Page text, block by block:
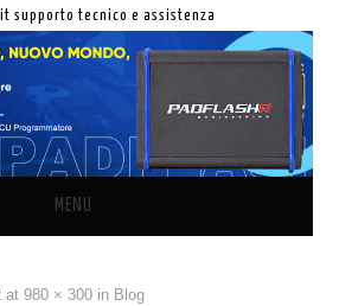
supporto tecnico e assistenza
MENU
at980 × 300 in Blog